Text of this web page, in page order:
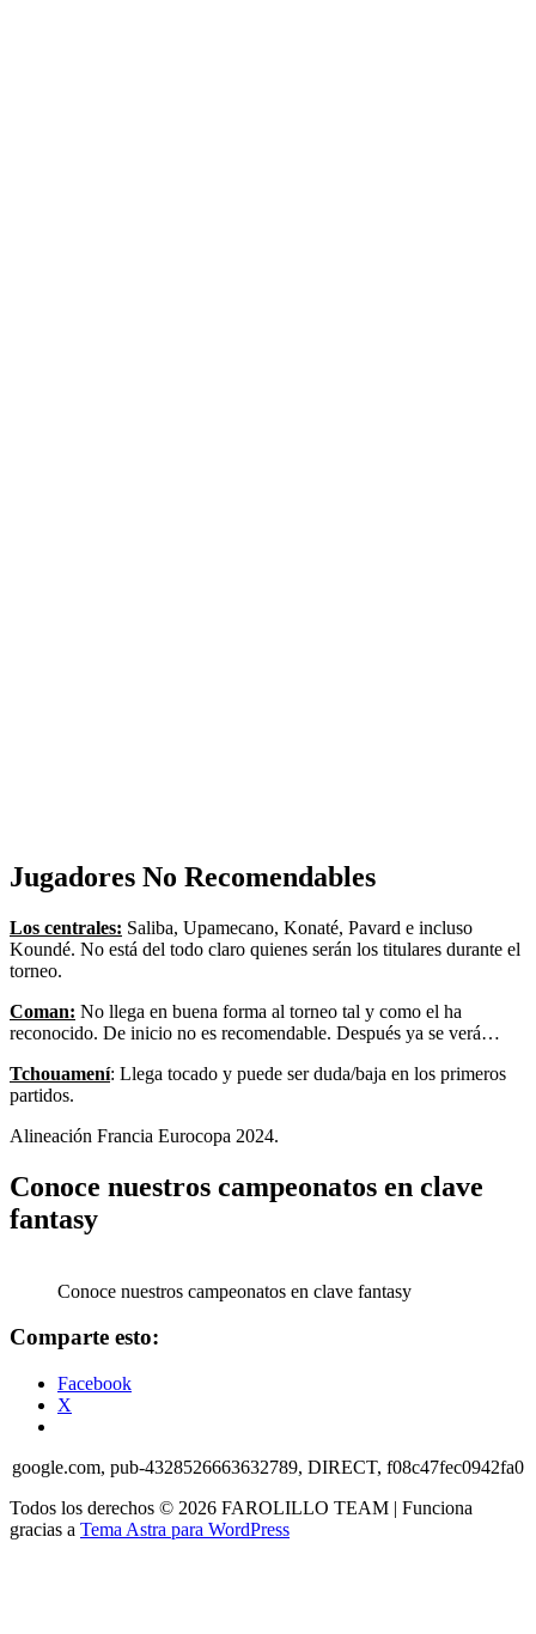
Jugadores No Recomendables
Los centrales: Saliba, Upamecano, Konaté, Pavard e incluso
Koundé. No está del todo claro quienes serán los titulares durante el
torneo.
Coman: No llega en buena forma al torneo tal y como el ha
reconocido. De inicio no es recomendable. Después ya se verá…
Tchouamení: Llega tocado y puede ser duda/baja en los primeros
partidos.
Alineación Francia Eurocopa 2024.
Conoce nuestros campeonatos en clave
fantasy
Conoce nuestros campeonatos en clave fantasy
Comparte esto:
Facebook
X
google.com, pub-4328526663632789, DIRECT, f08c47fec0942fa0
Todos los derechos © 2026 FAROLILLO TEAM | Funciona
gracias a Tema Astra para WordPress